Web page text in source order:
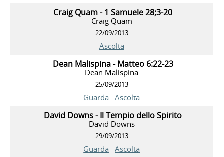
Craig Quam - 1 Samuele 28;3-20
Craig Quam
22/09/2013
Ascolta
Dean Malispina - Matteo 6:22-23
Dean Malispina
25/09/2013
Guarda Ascolta
David Downs - Il Tempio dello Spirito
David Downs
29/09/2013
Guarda Ascolta